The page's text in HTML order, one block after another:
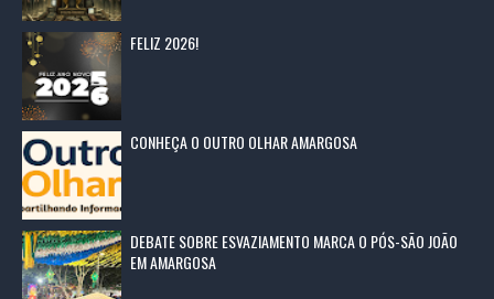
FELIZ 2026!
CONHEÇA O OUTRO OLHAR AMARGOSA
DEBATE SOBRE ESVAZIAMENTO MARCA O PÓS-SÃO JOÃO
EM AMARGOSA